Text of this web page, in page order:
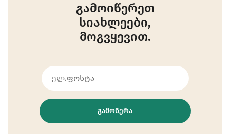
გამოიწერეთ
სიახლეები,
მოგვყევით.
ᲒᲐᲛᲝᲬᲔᲠᲐ